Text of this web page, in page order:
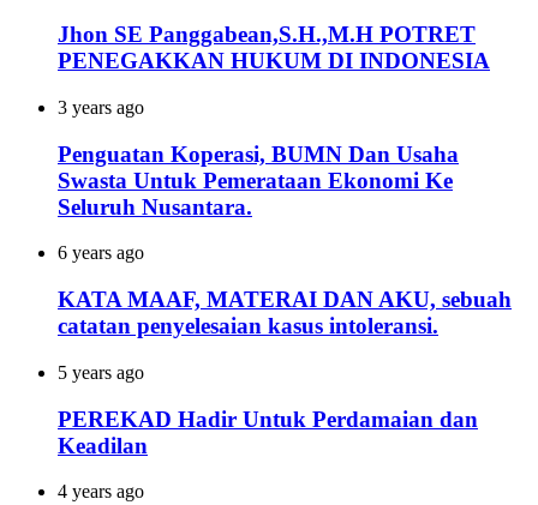
Jhon SE Panggabean,S.H.,M.H POTRET
PENEGAKKAN HUKUM DI INDONESIA
3 years ago
Penguatan Koperasi, BUMN Dan Usaha
Swasta Untuk Pemerataan Ekonomi Ke
Seluruh Nusantara.
6 years ago
KATA MAAF, MATERAI DAN AKU, sebuah
catatan penyelesaian kasus intoleransi.
5 years ago
PEREKAD Hadir Untuk Perdamaian dan
Keadilan
4 years ago